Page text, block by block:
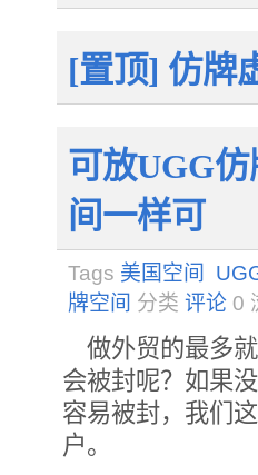
[置顶] 仿牌
可放UGG
间一样可
Tags 美国空间
牌空间 分类 评论 0
做外贸的最多
会被封呢？如果
容易被封，我们
户。